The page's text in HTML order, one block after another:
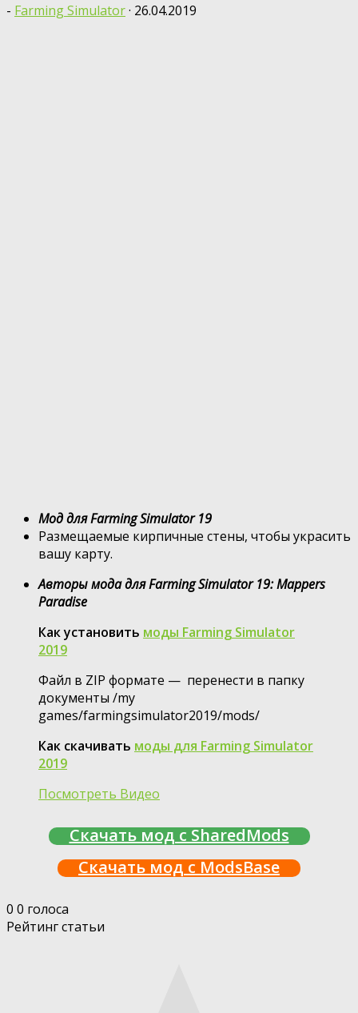
- Farming Simulator· 26.04.2019
Мод для Farming Simulator 19
Размещаемые кирпичные стены, чтобы украсить
вашу карту.
Авторы мода для Farming Simulator 19: Mappers
Paradise
Как установить моды Farming Simulator
2019
Файл в ZIP формате — перенести в папку
документы /my
games/farmingsimulator2019/mods/
Как скачивать моды для Farming Simulator
2019
Посмотреть Видео
Скачать мод с SharedMods
Скачать мод с ModsBase
0 0 голоса
Рейтинг статьи